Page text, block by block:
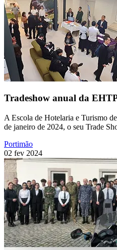
Tradeshow anual da
A Escola de Hotelaria e Turismo
de janeiro de 2024, o seu Trade
Portimão
02 fev 2024